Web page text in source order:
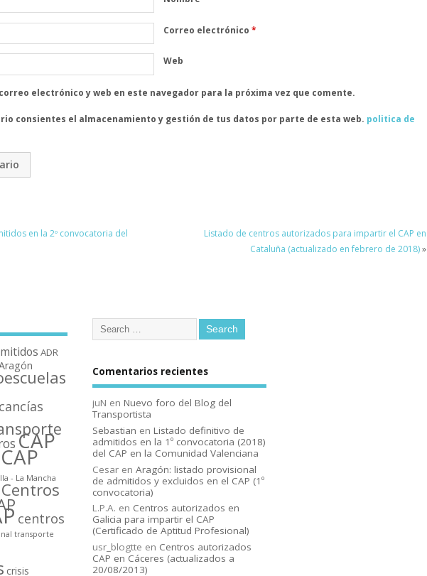
Correo electrónico*
Web
electrónico y web en este navegador para la próxima vez que comente.
consientes el almacenamiento y gestión de tus datos por parte de esta web. politica de
en la 2º convocatoria del
Listado de centros autorizados para impartir el CAP en
Cataluña (actualizado en febrero de 2018)»
ADR
CAP
CAP
- La Mancha
Centros
centros
transporte
crisis
Comentarios recientes
juN en Nuevo foro del Blog del
Transportista
Sebastian en Listado definitivo de
admitidos en la 1º convocatoria (2018)
del CAP en la Comunidad Valenciana
Cesaren Aragón: listado provisional
de admitidos y excluidos en el CAP (1º
convocatoria)
L.P.A. en Centros autorizados en
Galicia para impartir el CAP
(Certificado de Aptitud Profesional)
usr_blogtte en Centros autorizados
CAP en Cáceres (actualizados a
20/08/2013)